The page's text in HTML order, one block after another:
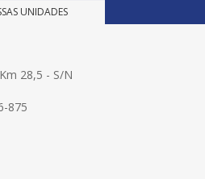
UNIDADES
28,5 - S/N
875